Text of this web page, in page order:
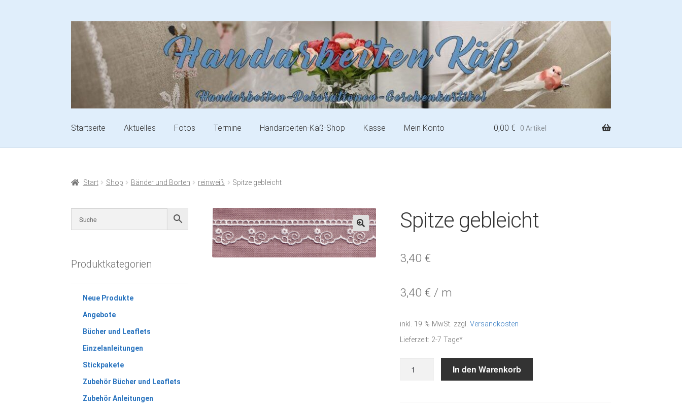
Startseite Aktuelles Fotos Termine Handarbeiten-Käß-Shop Kasse Mein Konto 0,00 € 0 Artikel
Start Shop Bänder und Borten reinweiß Spitze gebleicht
🔍
Spitze gebleicht
3,40 €
3,40 € / m
inkl. 19 % MwSt. zzgl. Versandkosten
Lieferzeit: 2-7 Tage*
In den Warenkorb
Produktkategorien
Neue Produkte
Angebote
Bücher und Leaflets
Einzelanleitungen
Stickpakete
Zubehör Bücher und Leaflets
Zubehör Anleitungen